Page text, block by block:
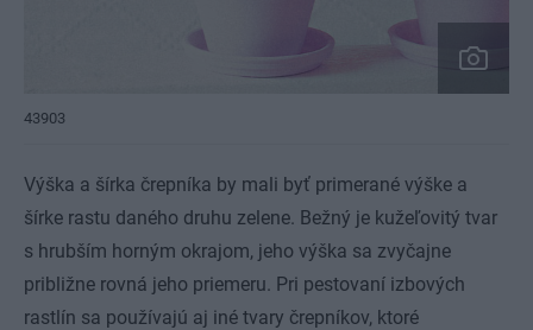
43903
Výška a šírka črepníka by mali byť primerané výške a
šírke rastu daného druhu zelene. Bežný je kužeľovitý tvar
s hrubším horným okrajom, jeho výška sa zvyčajne
približne rovná jeho priemeru. Pri pestovaní izbových
rastlín sa používajú aj iné tvary črepníkov, ktoré